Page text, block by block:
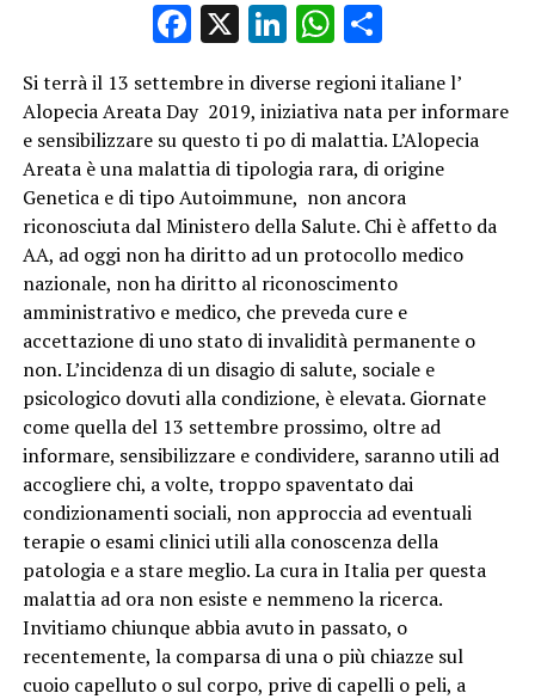
Facebook
X LinkedIn
WhatsApp
Condividi
Si terrà il 13 settembre in diverse regioni italiane l’
Alopecia Areata Day 2019, iniziativa nata per informare
e sensibilizzare su questo ti po di malattia. L’Alopecia
Areata è una malattia di tipologia rara, di origine
Genetica e di tipo Autoimmune, non ancora
riconosciuta dal Ministero della Salute. Chi è affetto da
AA, ad oggi non ha diritto ad un protocollo medico
nazionale, non ha diritto al riconoscimento
amministrativo e medico, che preveda cure e
accettazione di uno stato di invalidità permanente o
non. L’incidenza di un disagio di salute, sociale e
psicologico dovuti alla condizione, è elevata. Giornate
come quella del 13 settembre prossimo, oltre ad
informare, sensibilizzare e condividere, saranno utili ad
accogliere chi, a volte, troppo spaventato dai
condizionamenti sociali, non approccia ad eventuali
terapie o esami clinici utili alla conoscenza della
patologia e a stare meglio. La cura in Italia per questa
malattia ad ora non esiste e nemmeno la ricerca.
Invitiamo chiunque abbia avuto in passato, o
recentemente, la comparsa di una o più chiazze sul
cuoio capelluto o sul corpo, prive di capelli o peli, a